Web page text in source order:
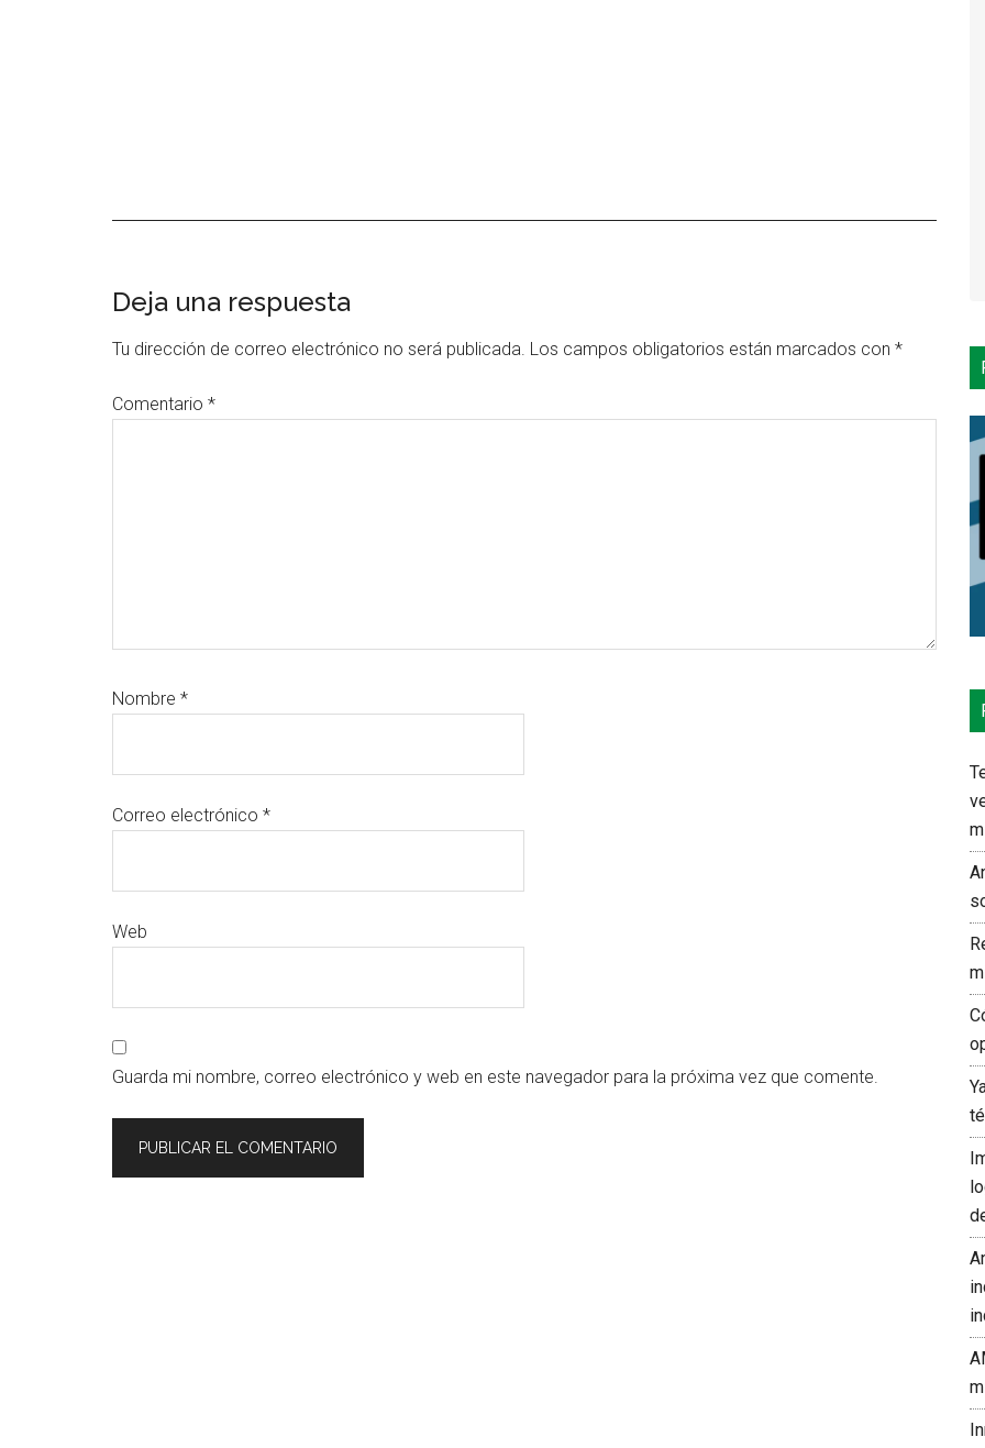
Interacciones
con
lectores
Deja una respuesta
Tu dirección de correo electrónico no será publicada. Los campos obligatorios están marcados con *
Comentario *
Nombre *
Correo electrónico *
Web
Guarda mi nombre, correo electrónico y web en este navegador para la próxima vez que comente.